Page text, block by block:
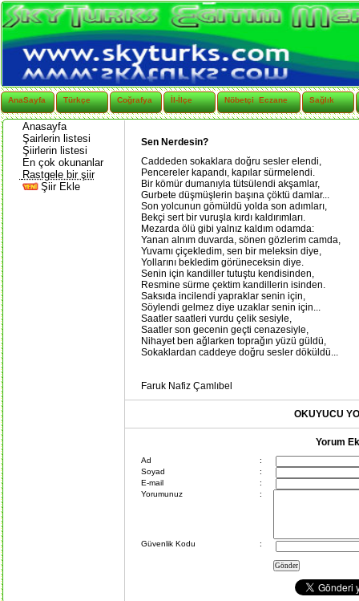
AnaSayfa Türkçe Coğrafya İl-İlçe Nöbetçi Eczane Sağlık
Anasayfa
Şairlerin listesi
Şiirlerin listesi
En çok okunanlar
Rastgele bir şiir
Şiir Ekle
Sen Nerdesin?
Caddeden sokaklara doğru sesler elendi,
Pencereler kapandı, kapılar sürmelendi.
Bir kömür dumanıyla tütsülendi akşamlar,
Gurbete düşmüşlerin başına çöktü damlar...
Son yolcunun gömüldü yolda son adımları,
Bekçi sert bir vuruşla kırdı kaldırımları.
Mezarda ölü gibi yalnız kaldım odamda:
Yanan alnım duvarda, sönen gözlerim camda,
Yuvamı çiçekledim, sen bir meleksin diye,
Yollarını bekledim görüneceksin diye.
Senin için kandiller tutuştu kendisinden,
Resmine sürme çektim kandillerin isinden.
Saksıda incilendi yapraklar senin için,
Söylendi gelmez diye uzaklar senin için...
Saatler saatleri vurdu çelik sesiyle,
Saatler son gecenin geçti cenazesiyle,
Nihayet ben ağlarken toprağın yüzü güldü,
Sokaklardan caddeye doğru sesler döküldü...
Faruk Nafiz Çamlıbel
OKUYUCU
Yorum
Ad
:
Soyad
:
E-mail
:
Yorumunuz
:
Güvenlik Kodu :